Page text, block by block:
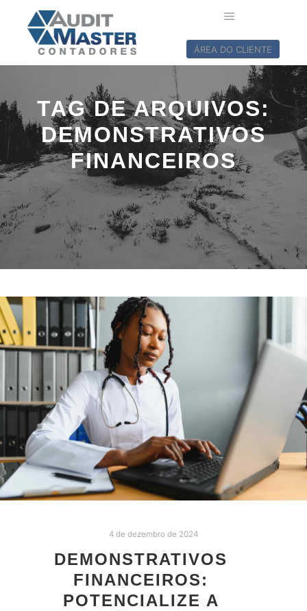
ÁREA DO CLIENTE
TAG DE ARQUIVOS:
DEMONSTRATIVOS
FINANCEIROS
4 de dezembro de 2024
DEMONSTRATIVOS
FINANCEIROS:
POTENCIALIZE A